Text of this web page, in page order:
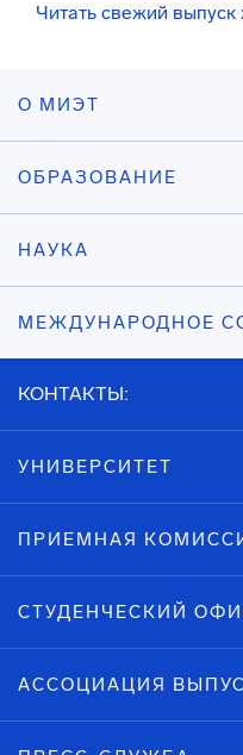
Читать свежий
О МИЭТ
ОБРАЗОВАНИЕ
НАУКА
МЕЖДУНАРОДНОЕ
КОНТАКТЫ:
УНИВЕРСИТЕТ
ПРИЕМНАЯ
СТУДЕНЧЕСКИЙ
АССОЦИАЦИЯ